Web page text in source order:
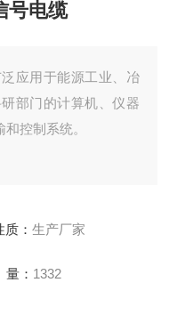
号电缆
应用于能源工业、冶
部门的计算机、仪器
控制系统。
： 生产厂家
： 1332